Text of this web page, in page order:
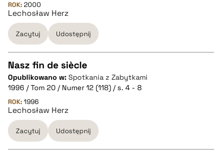
pobierz cytat
BIBTEX
pobierz cytat
ROK: 2000
Lechosław Herz
Zacytuj Udostępnij
CZYSTY TEKST
pobierz cytat
BIBTEX
Nasz fin de siècle
Opublikowano w: Spotkania z Zabytkami
1996 / Tom 20 / Numer 12 (118) / s. 4 - 8
ROK: 1996
Lechosław Herz
Zacytuj Udostępnij